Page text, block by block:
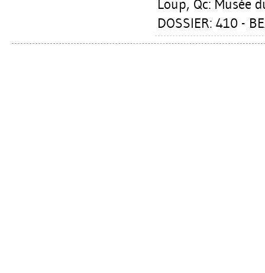
Loup, Qc: Musée
DOSSIER: 410 -